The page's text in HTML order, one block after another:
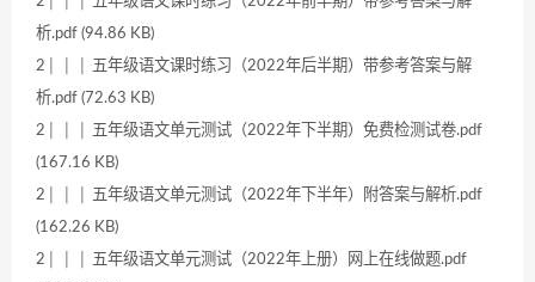
析.pdf (94.86 KB)
2│ │ │ 五年级语文课时练习（2022年后半期）带参考答案与解
析.pdf (72.63 KB)
2│ │ │ 五年级语文单元测试（2022年下半期）免费检测试卷.pdf
(167.16 KB)
2│ │ │ 五年级语文单元测试（2022年下半年）附答案与解析.pdf
(162.26 KB)
2│ │ │ 五年级语文单元测试（2022年上册）网上在线做题.pdf